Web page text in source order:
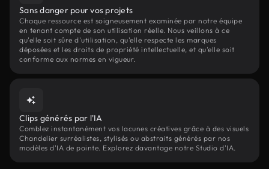
Sans danger pour vos projets
Chaque ressource est soigneusement examinée par notre équipe
en tenant compte de son utilisation réelle. Nous veillons à ce
qu'elle soit sûre d'utilisation, qu'elle respecte les marques
déposées et les droits de propriété intellectuelle, et qu'elle soit
conforme aux normes en vigueur.
Clips générés par l'IA
Comblez instantanément vos lacunes créatives grâce à des visuels
Chandelier surréalistes, stylisés ou abstraits générés par nos
modèles d'IA de pointe. Explorez davantage notre Studio d'IA.